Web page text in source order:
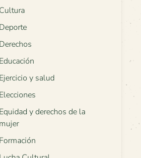
Cultura
Deporte
Derechos
Educación
Ejercicio y salud
Elecciones
Equidad y derechos de la
mujer
Formación